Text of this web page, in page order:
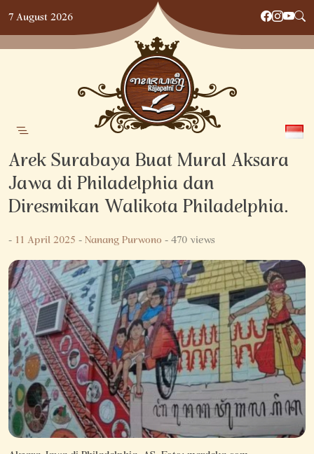
Skip
to
content
7 August 2026
Arek Surabaya Buat Mural Aksara
Jawa di Philadelphia dan
Diresmikan Walikota Philadelphia.
-11 April 2025-Nanang Purwono- 470 views